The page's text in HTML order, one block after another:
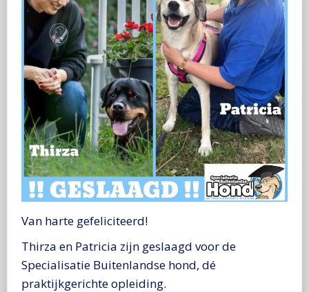
Van harte gefeliciteerd!
Thirza en Patricia zijn geslaagd voor de
Specialisatie Buitenlandse hond, dé
praktijkgerichte opleiding.